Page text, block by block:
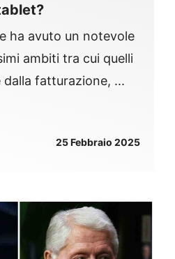
ha avuto un notevole
ambiti tra cui quelli
fatturazione, ...
25 Febbraio 2025